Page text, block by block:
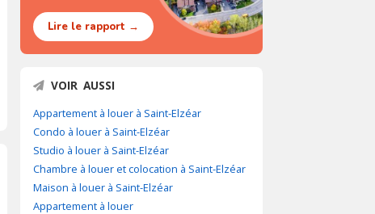
Lire le rapport →
VOIR AUSSI
Appartement à louer à Saint-Elzéar
Condo à louer à Saint-Elzéar
Studio à louer à Saint-Elzéar
Chambre à louer et colocation à Saint-Elzéar
Maison à louer à Saint-Elzéar
Appartement à louer